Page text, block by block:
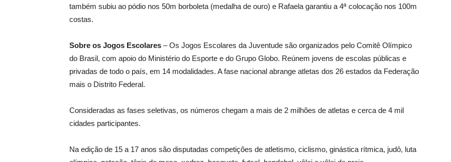
também subiu ao pódio nos 50m borboleta (medalha de ouro) e Rafaela garantiu a 4ª colocação nos 100m
costas.
Sobre os Jogos Escolares – Os Jogos Escolares da Juventude são organizados pelo Comitê Olímpico
do Brasil, com apoio do Ministério do Esporte e do Grupo Globo. Reúnem jovens de escolas públicas e
privadas de todo o país, em 14 modalidades. A fase nacional abrange atletas dos 26 estados da Federação
mais o Distrito Federal.
Consideradas as fases seletivas, os números chegam a mais de 2 milhões de atletas e cerca de 4 mil
cidades participantes.
Na edição de 15 a 17 anos são disputadas competições de atletismo, ciclismo, ginástica rítmica, judô, luta